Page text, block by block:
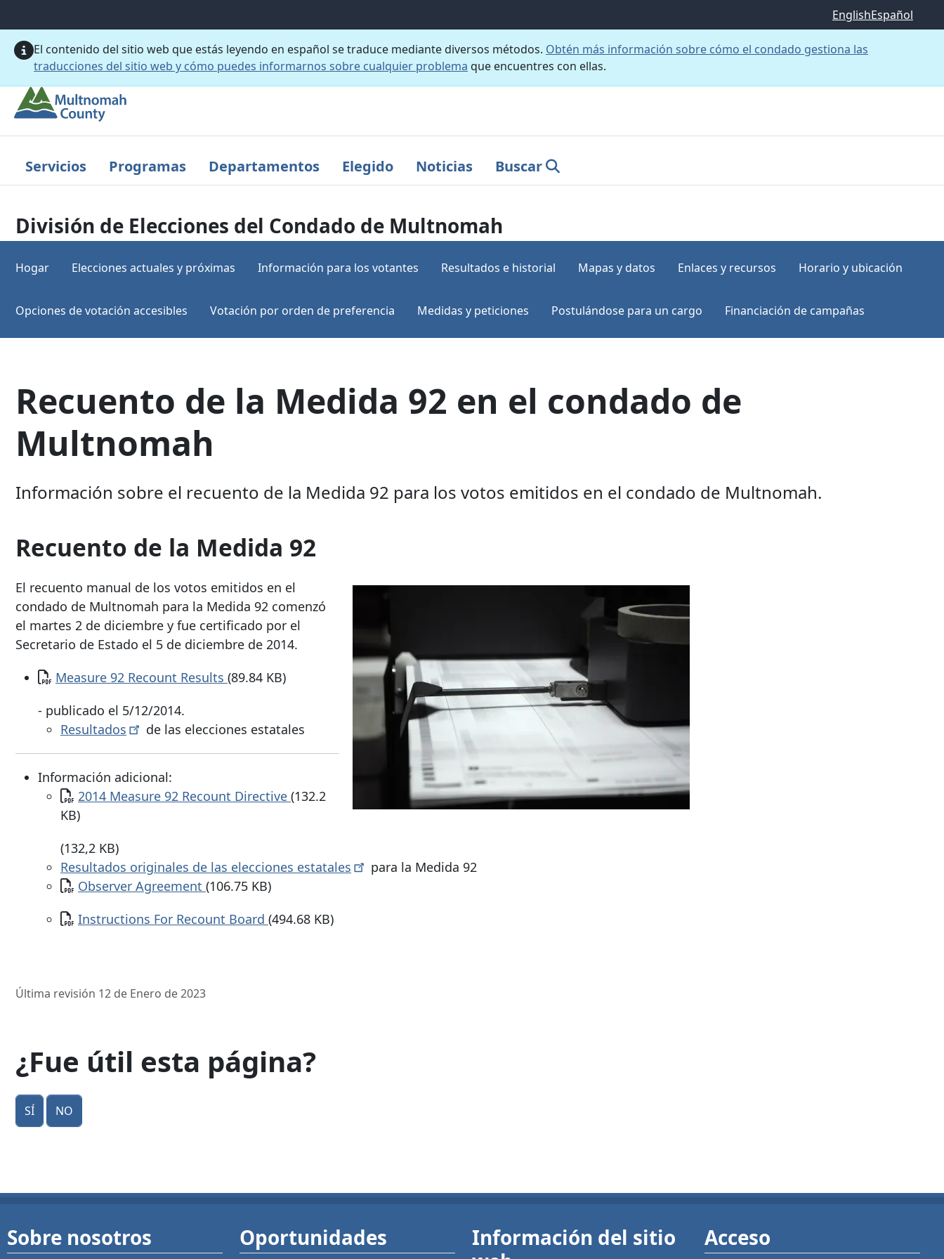
EnglishEspañol
El contenido del sitio web que estás leyendo en español se traduce mediante diversos métodos. Obtén más información sobre cómo el condado gestiona las
traducciones del sitio web y cómo puedes informarnos sobre cualquier problema que encuentres con ellas.
Servicios Programas Departamentos Elegido Noticias Buscar
División de Elecciones del Condado de Multnomah
Hogar Elecciones actuales y próximas Información para los votantes Resultados e historial Mapas y datos Enlaces y recursos Horario y ubicación
Opciones de votación accesibles Votación por orden de preferencia Medidas y peticiones Postulándose para un cargo Financiación de campañas
Recuento de la Medida 92 en el condado de
Multnomah
Información sobre el recuento de la Medida 92 para los votos emitidos en el condado de Multnomah.
Recuento de la Medida 92
El recuento manual de los votos emitidos en el
condado de Multnomah para la Medida 92 comenzó
el martes 2 de diciembre y fue certificado por el
Secretario de Estado el 5 de diciembre de 2014.
Documento
Measure 92 Recount Results (89.84 KB)
- publicado el 5/12/2014.
Resultados
de las elecciones estatales
Información adicional:
Documento
2014 Measure 92 Recount Directive (132.2
KB)
(132,2 KB)
Resultados originales de las elecciones estatales
para la Medida 92
Documento
Observer Agreement (106.75 KB)
Documento
Instructions For Recount Board (494.68 KB)
Última revisión 12 de Enero de 2023
¿Fue útil esta página?
Sí No
Sobre nosotros Oportunidades
Información del sitio
Acceso